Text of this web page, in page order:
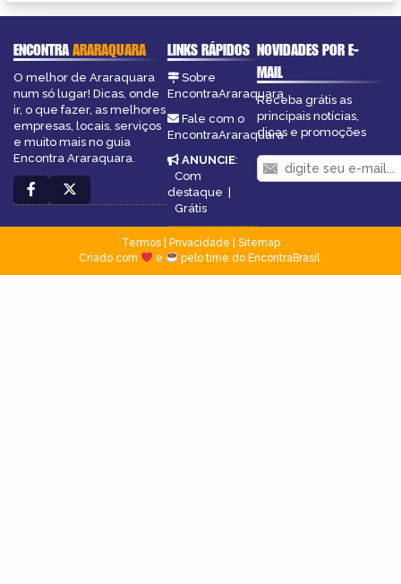
ENCONTRAARARAQUARA
O melhor de Araraquara
num só lugar! Dicas, onde
ir, o que fazer, as melhores
empresas, locais, serviços
e muito mais no guia
Encontra Araraquara.
LINKS RÁPIDOS
Sobre
EncontraAraraquara
Fale com o
EncontraAraraquara
ANUNCIE:
Com
destaque
Grátis
NOVIDADES POR E-
MAIL
Receba grátis as
principais notícias,
dicas e promoções
Termos| Privacidade
Sitemap
Criado com
e pelo time do EncontraBrasil